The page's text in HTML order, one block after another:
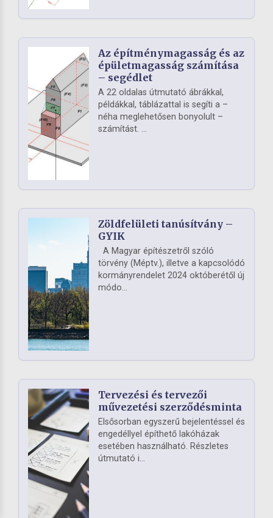
Az építménymagasság és az
épületmagasság számítása
– segédlet
A 22 oldalas útmutató ábrákkal,
példákkal, táblázattal is segíti a –
néha meglehetősen bonyolult –
számítást. ...
Zöldfelületi tanúsítvány –
GYIK
A Magyar építészetről szóló
törvény (Méptv.), illetve a kapcsolódó
kormányrendelet 2024 októberétől új
módo...
Tervezési és tervezői
művezetési szerződésminta
Elsősorban egyszerű bejelentéssel és
engedéllyel építhető lakóházak
esetében használható. Részletes
útmutató i...